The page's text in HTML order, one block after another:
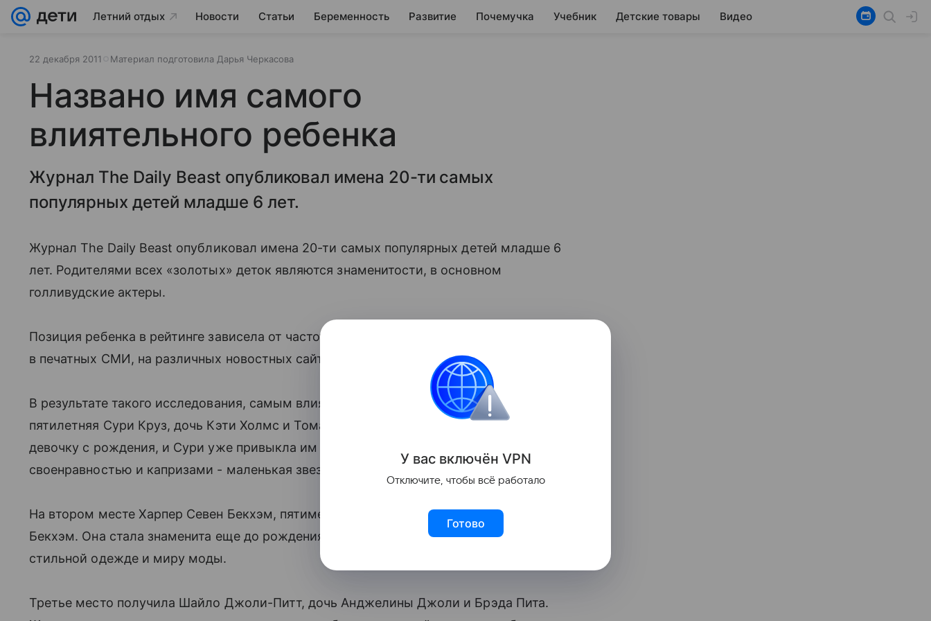
Летний отдых Новости Статьи Беременность Развитие Почемучка Учебник Детские товары Видео
22 декабря 2011 Материал подготовила Дарья Черкасова
Названо имя самого
влиятельного ребенка
Журнал The Daily Beast опубликовал имена 20-ти самых
популярных детей младше 6 лет.
Журнал The Daily Beast опубликовал имена 20-ти самых популярных детей младше 6
лет. Родителями всех «золотых» деток являются знаменитости, в основном
голливудские актеры.
Позиция ребенка в рейтинге зависела от частоты упоминания его имени и фотографии
в печатных СМИ, на различных новостных сайтах, в блогах, социальных сетях и т.п.
В результате такого исследования, самым влиятельным малышом была названа
пятилетняя Сури Круз, дочь Кэти Холмс и Тома Круза. Папарацци преследуют
девочку с рождения, и Сури уже привыкла им позировать. Известна она своей
своенравностью и капризами - маленькая звезда крутит родителями, как хочет.
На втором месте Харпер Севен Бекхэм, пятимесячная дочь Дэвида и Виктории
Бекхэм. Она стала знаменита еще до рождения, и мама с первых дней приучает ее к
стильной одежде и миру моды.
Третье место получила Шайло Джоли-Питт, дочь Анджелины Джоли и Брэда Пита.
У вас включён VPN
Отключите, чтобы всё работало
Готово